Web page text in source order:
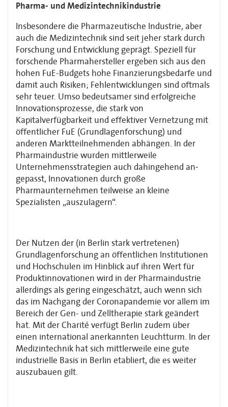
Pharma- und Medizintechnikindustrie
Insbesondere die Pharmazeutische Industrie, aber
auch die Medizintechnik sind seit jeher stark durch
Forschung und Entwicklung geprägt. Speziell für
forschende Pharmahersteller ergeben sich aus den
hohen FuE-Budgets hohe Finanzierungsbedarfe und
damit auch Risiken; Fehlentwicklungen sind oftmals
sehr teuer. Umso bedeutsamer sind erfolgreiche
Innovationsprozesse, die stark von
Kapitalverfügbarkeit und effektiver Vernetzung mit
öffentlicher FuE (Grundlagenforschung) und
anderen Marktteilnehmenden abhängen. In der
Pharmaindustrie wurden mittlerweile
Unternehmensstrategien auch dahingehend an­
gepasst, Innovationen durch große
Pharmaunternehmen teilweise an kleine
Spezialisten „auszulagern“.
Der Nutzen der (in Berlin stark vertretenen)
Grundlagenforschung an öffentlichen Institutionen
und Hochschulen im Hinblick auf ihren Wert für
Produktinnovationen wird in der Pharmaindustrie
allerdings als gering eingeschätzt, auch wenn sich
das im Nachgang der Coronapandemie vor allem im
Bereich der Gen- und Zelltherapie stark geändert
hat. Mit der Charité verfügt Berlin zudem über
einen international anerkannten Leuchtturm. In der
Medizintechnik hat sich mittlerweile eine gute
industrielle Basis in Berlin etabliert, die es weiter
auszubauen gilt.